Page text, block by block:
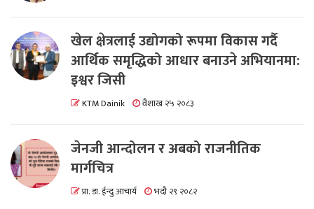
खेल क्षेत्रलाई उद्योगको रूपमा विकास गर्दै
आर्थिक समृद्धिको आधार बनाउने अभियानमा:
इश्वर जिसी
KTM Dainik वैशाख २५ २०८३
जेनजी आन्दोलन र अबको राजनीतिक
मार्गचित्र
प्रा. डा. ईन्दु आचार्य भदौ २९ २०८२